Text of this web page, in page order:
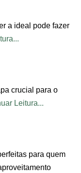
a ideal pode fazer
crucial para o
Leitura...
para quem